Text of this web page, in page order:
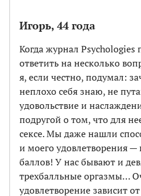
Игорь, 44 года
Когда журнал Psychologies
ответить на несколько
я, если честно, подумал:
неплохо себя знаю, не
удовольствие и
подругой о том, что для
сексе. Мы даже нашли
и моего удовлетворения —
баллов! У нас бывают и
трехбалльные оргазмы…
удовлетворение зависит